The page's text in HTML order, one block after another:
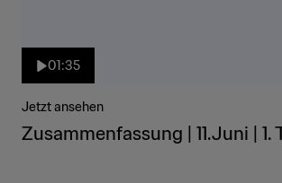
01:35
Jetzt ansehen
Zusammenfassung | 11.Juni | 1.